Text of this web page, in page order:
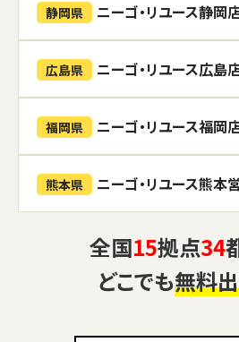
静岡県 ニーゴ・リユース静岡
広島県 ニーゴ・リユース広島
福岡県 ニーゴ・リユース福岡
熊本県 ニーゴ・リユース熊本
全国15拠点34
どこでも無料